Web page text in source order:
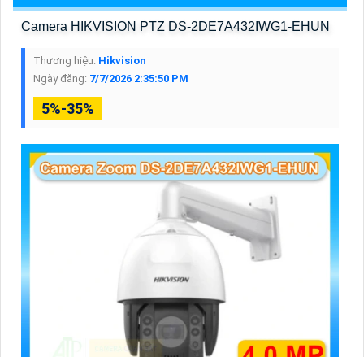
Camera HIKVISION PTZ DS-2DE7A432IWG1-EHUN
Thương hiệu: Hikvision
Ngày đăng: 7/7/2026 2:35:50 PM
5%-35%